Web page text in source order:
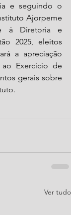
e seguindo o
Ajorpeme
à Diretoria e
2025, eleitos
a apreciação
Exercício de
gerais sobre
Ver tudo